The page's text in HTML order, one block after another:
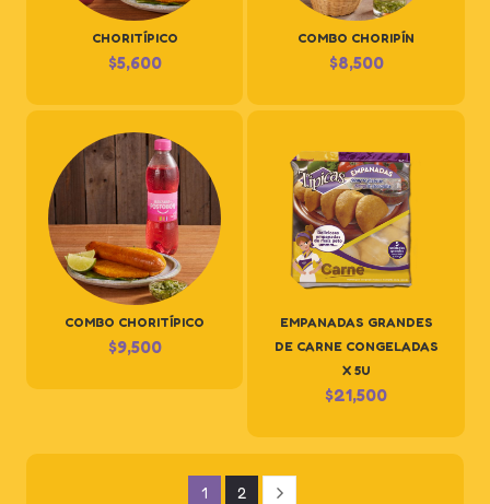
CHORITÍPICO
$5,600
COMBO CHORIPÍN
$8,500
COMBO CHORITÍPICO
$9,500
EMPANADAS GRANDES
DE CARNE CONGELADAS
X 5U
$21,500
1 2